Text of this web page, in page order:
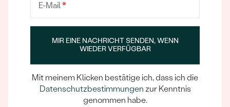
Ein Eppi-sches Erlebnis
Wenn Sie online oder persönlich einkaufen, können Sie
sich darauf verlassen, dass unser Team dafür sorgt,
dass schon die Auswahl eines Schmuckstücks zu
einem unvergesslichen Erlebnis wird.
E-Mail*
MIR EINE NACHRICHT SENDEN, WENN
WIEDER VERFÜGBAR
Mit meinem Klicken bestätige ich, dass ich die
Datenschutzbestimmungen zur Kenntnis
genommen habe.